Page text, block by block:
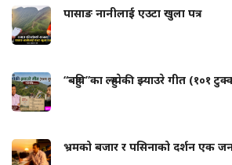
पासाङ नानीलाई एउटा खुला पत्र
“बहुवि”का ल्हुम्पेकी झ्याउरे गीत (१०१
भ्रमको बजार र पसिनाको दर्शन एक